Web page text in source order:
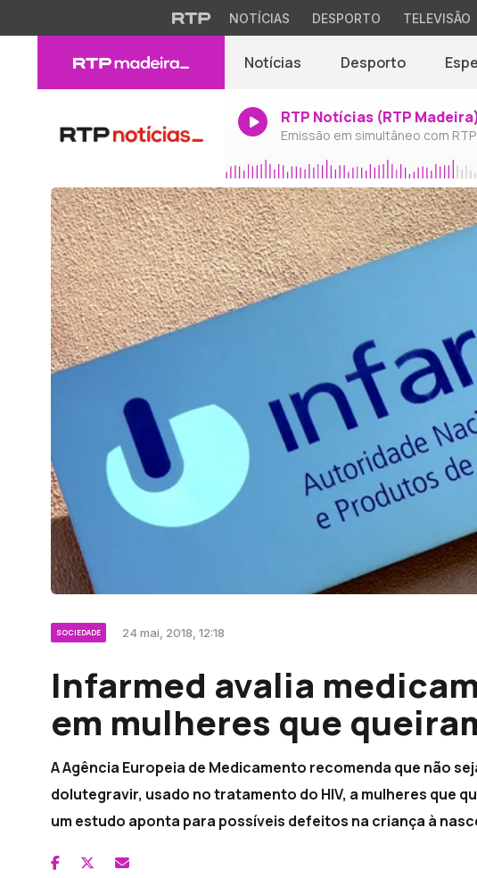
NOTÍCIAS DESPORTO TELEVISÃO
Notícias Desporto
RTP Notícias (RTP
Emissão em simultâneo com
SOCIEDADE 24 mai, 2018, 12:18
Infarmed avalia
em mulheres que
A Agência Europeia de Medicamento recomenda que não
dolutegravir, usado no tratamento do HIV, a mulheres que
um estudo aponta para possíveis defeitos na criança à